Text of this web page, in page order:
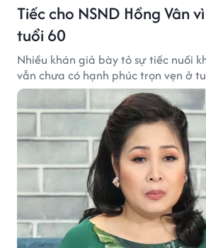
Tiếc cho NSND Hồng Vân
tuổi 60
Nhiều khán giả bày tỏ sự tiếc nuối
vẫn chưa có hạnh phúc trọn vẹn ở